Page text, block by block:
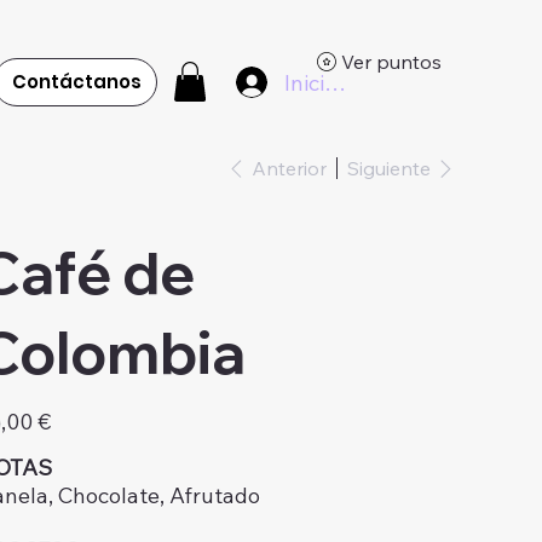
Contáctanos Iniciar sesión
Ver puntos
Anterior Siguiente
de
€
Chocolate, Afrutado